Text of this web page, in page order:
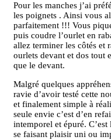
Pour les manches j’ai
les poignets . Ainsi vous
parfaitement !!! Vous
puis coudre l’ourlet en
allez terminer les côtés et
ourlets devant et dos tout
que le devant.
Malgré quelques
ravie d’avoir testé cette
et finalement simple à
seule envie c’est d’en
intemporel et épuré.
se faisant plaisir uni ou